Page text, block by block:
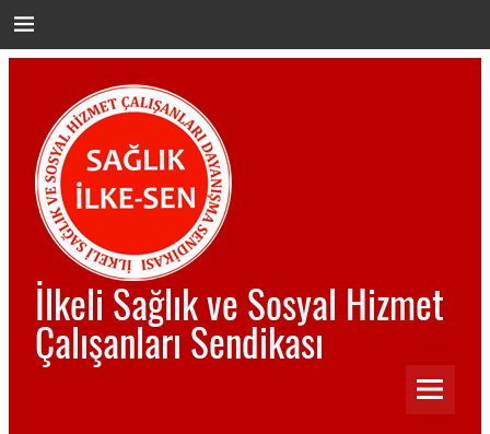
geç
İlkeli Sağlık ve Sosyal Hizmet
Çalışanları Sendikası
İlkeli Sağlık ve Sosyal Hizmet Çalışanları Sendikası